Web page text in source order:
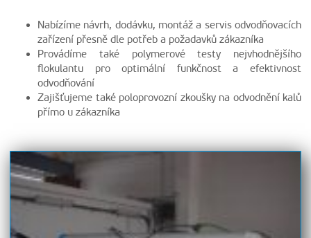
Nabízíme návrh, dodávku, montáž a servis odvodňovacích
zařízení přesně dle potřeb a požadavků zákazníka
Provádíme také polymerové testy nejvhodnějšího
flokulantu pro optimální funkčnost a efektivnost
odvodňování
Zajišťujeme také poloprovozní zkoušky na odvodnění kalů
přímo u zákazníka